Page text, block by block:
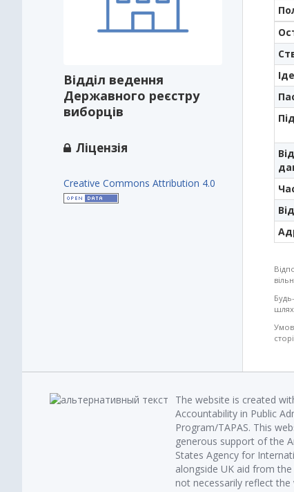
Відділ ведення
Державного реєстру
виборців
Ліцензія
Creative Commons Attribution 4.0
The website is created
Accountability in Public
Program/TAPAS. This
generous support of the
States Agency for
alongside UK aid from
not necessarily reflect